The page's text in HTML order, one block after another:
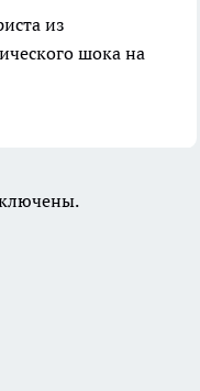
из
шока на